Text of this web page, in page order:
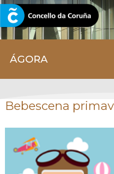
ÁGORA
CORUNA.GAL
Bebescena